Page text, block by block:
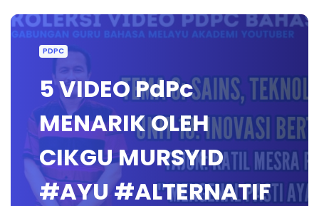
PDPC
5 VIDEO PdPc
MENARIK OLEH
CIKGU MURSYID
#AYU #ALTERNATIF